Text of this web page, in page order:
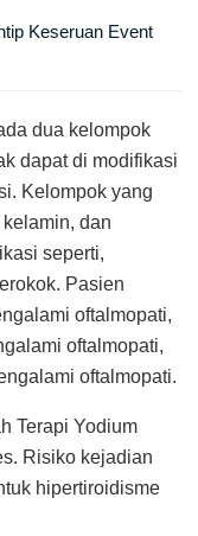
Keseruan Event
dua kelompok
dapat di modifikasi
Kelompok yang
dan
seperti,
Pasien
oftalmopati,
oftalmopati,
oftalmopati.
Terapi Yodium
Risiko kejadian
hipertiroidisme